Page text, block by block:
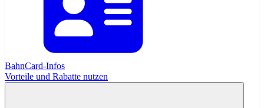
BahnCard-Infos
Vorteile und Rabatte nutzen